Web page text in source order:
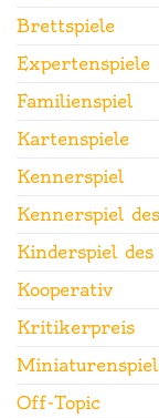
Brettspiele
Expertenspiele
Familienspiel
Kartenspiele
Kennerspiel
Kennerspiel
Kinderspiel
Kooperativ
Kritikerpreis
Off-Topic